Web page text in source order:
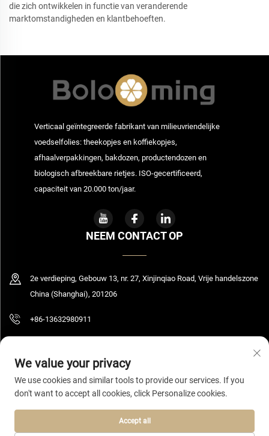
die zich ontwikkelen in functie van veranderende
marktomstandigheden en klantbehoeften.
Verticaal geïntegreerde fabrikant van milieuvriendelijke
voedselfolies: theekopjes en koffiekopjes,
afhaalverpakkingen, bakdozen, productendozen en
biologisch afbreekbare rietjes. ISO-gecertificeerd,
capaciteit van 20.000 ton/jaar.
NEEM CONTACT OP
2e verdieping, Gebouw 13, nr. 27, Xinjinqiao Road, Vrije handelszone
China (Shanghai), 201206
+86-13632980911
Copyright © 2026 Shanghai Bolooming Technology Co., Ltd. Alle rechten
voorbehouden. Privacybeleid
We value your privacy
We use cookies and similar tools to provide our services. If you
don't want to accept all cookies, click Personalize cookies.
Accept all